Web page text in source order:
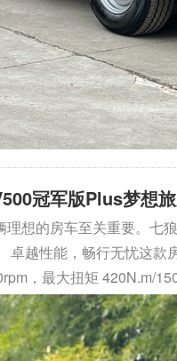
冠军版Plus梦想
想的房车至关重要。七
卓越性能，畅行无忧这
，最大扭矩 420N.m/